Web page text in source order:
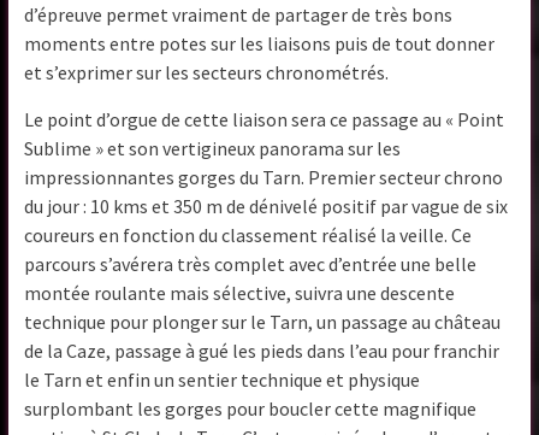
d’épreuve permet vraiment de partager de très bons
moments entre potes sur les liaisons puis de tout donner
et s’exprimer sur les secteurs chronométrés.
Le point d’orgue de cette liaison sera ce passage au « Point
Sublime » et son vertigineux panorama sur les
impressionnantes gorges du Tarn. Premier secteur chrono
du jour : 10 kms et 350 m de dénivelé positif par vague de six
coureurs en fonction du classement réalisé la veille. Ce
parcours s’avérera très complet avec d’entrée une belle
montée roulante mais sélective, suivra une descente
technique pour plonger sur le Tarn, un passage au château
de la Caze, passage à gué les pieds dans l’eau pour franchir
le Tarn et enfin un sentier technique et physique
surplombant les gorges pour boucler cette magnifique